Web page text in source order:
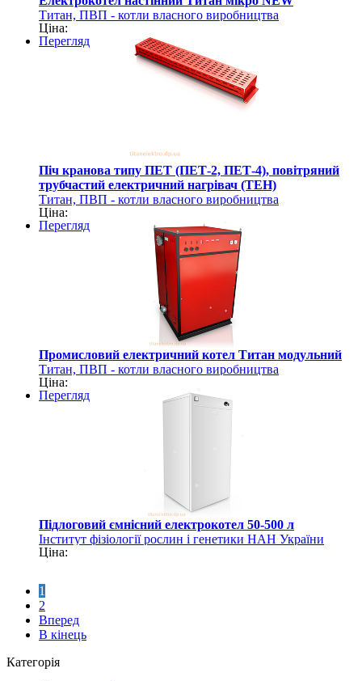
Титан, ПВП - котли власного виробництва
Ціна:
Перегляд
Піч кранова типу ПЕТ (ПЕТ-2, ПЕТ-4), повітряний
трубчастий електричний нагрівач (ТЕН)
Титан, ПВП - котли власного виробництва
Ціна:
Перегляд
Промисловий електричний котел Титан модульний
Титан, ПВП - котли власного виробництва
Ціна:
Перегляд
Підлоговий ємнісний електрокотел 50-500 л
Інститут фізіології рослин і генетики НАН України
Ціна:
1
2
Вперед
В кінець
Категорія